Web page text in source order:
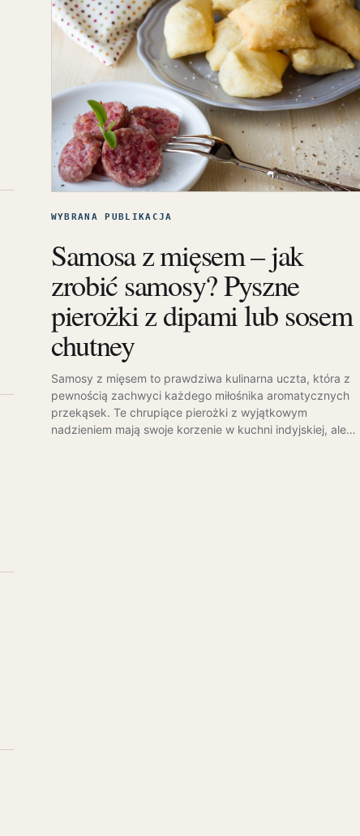
WYBRANA PUBLIKACJA
Samosa z mięsem – jak
zrobić samosy? Pyszne
pierożki z dipami lub sosem
chutney
Samosy z mięsem to prawdziwa kulinarna uczta, która z
pewnością zachwyci każdego miłośnika aromatycznych
przekąsek. Te chrupiące pierożki z wyjątkowym
nadzieniem mają swoje korzenie w kuchni indyjskiej, ale…